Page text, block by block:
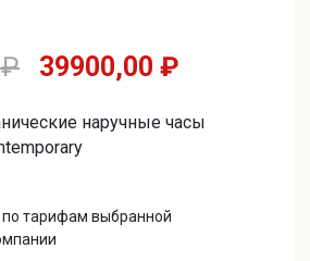
₽
Первоначальная
составляла
47000,00 ₽.
39900,00 ₽
39900,00
наручные часы
по тарифам выбранной